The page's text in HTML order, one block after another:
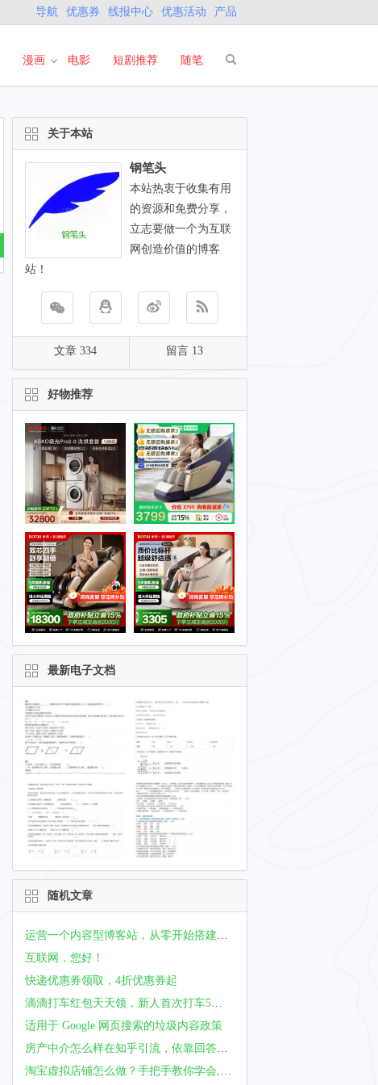
导航 优惠券 线报中心 优惠活动 产品
漫画 电影 短剧推荐 随笔
关于本站
钢笔头
本站热衷于收集有用
的资源和免费分享，
立志要做一个为互联
网创造价值的博客
站！
文章 334 留言 13
好物推荐
最新电子文档
随机文章
运营一个内容型博客站，从零开始搭建自己的数据库
互联网，您好！
快递优惠券领取，4折优惠券起
滴滴打车红包天天领，新人首次打车5折起
适用于 Google 网页搜索的垃圾内容政策
房产中介怎么样在知乎引流，依靠回答问题立人设实现主动咨询。
淘宝虚拟店铺怎么做？手把手教你学会,0库存也能开店!